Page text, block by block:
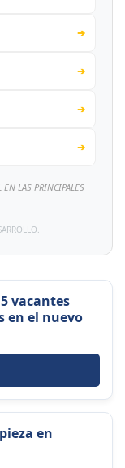
➔
➔
➔
➔
LAS PRINCIPALES
vacantes
en el nuevo
en